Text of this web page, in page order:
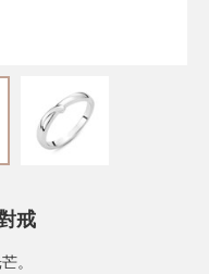
戒
。